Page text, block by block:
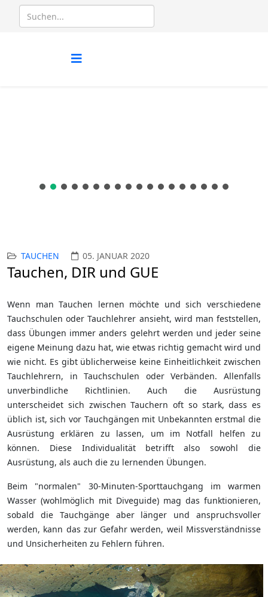
TAUCHEN 05. JANUAR 2020
Tauchen, DIR und GUE
Wenn man Tauchen lernen möchte und sich verschiedene
Tauchschulen oder Tauchlehrer ansieht, wird man feststellen,
dass Übungen immer anders gelehrt werden und jeder seine
eigene Meinung dazu hat, wie etwas richtig gemacht wird und
wie nicht. Es gibt üblicherweise keine Einheitlichkeit zwischen
Tauchlehrern, in Tauchschulen oder Verbänden. Allenfalls
unverbindliche Richtlinien. Auch die Ausrüstung
unterscheidet sich zwischen Tauchern oft so stark, dass es
üblich ist, sich vor Tauchgängen mit Unbekannten erstmal die
Ausrüstung erklären zu lassen, um im Notfall helfen zu
können. Diese Individualität betrifft also sowohl die
Ausrüstung, als auch die zu lernenden Übungen.
Beim "normalen" 30-Minuten-Sporttauchgang im warmen
Wasser (wohlmöglich mit Diveguide) mag das funktionieren,
sobald die Tauchgänge aber länger und anspruchsvoller
werden, kann das zur Gefahr werden, weil Missverständnisse
und Unsicherheiten zu Fehlern führen.